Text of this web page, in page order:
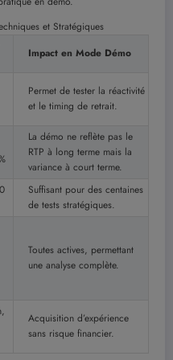
et Stratégiques
Impact en Mode Démo
Permet de tester la réactivité
et le timing de retrait.
La démo ne reflète pas le
RTP à long terme mais la
variance à court terme.
Suffisant pour des centaines
de tests stratégiques.
Toutes actives, permettant
une analyse complète.
Acquisition d’expérience
sans risque financier.